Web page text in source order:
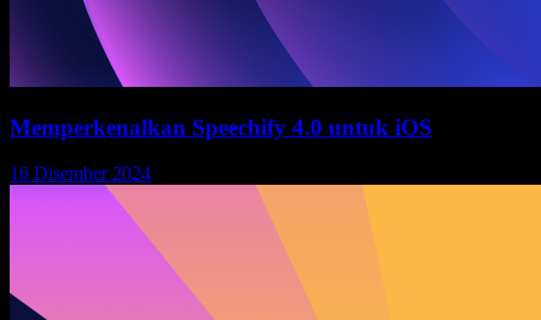
Memperkenalkan Speechify 4.0 untuk iOS
16 Disember 2024